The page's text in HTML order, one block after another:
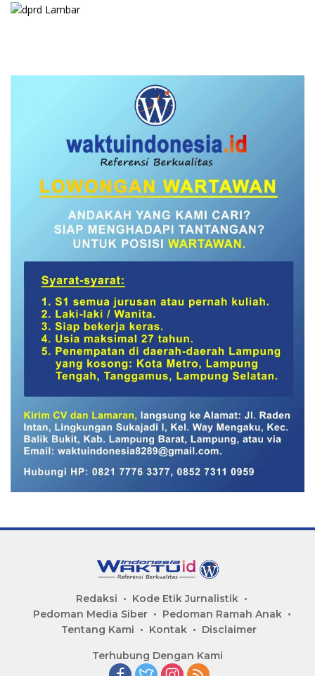
Redaksi
Kode Etik Jurnalistik
Pedoman Media Siber
Pedoman Ramah Anak
Tentang Kami
Kontak Disclaimer
Terhubung Dengan Kami